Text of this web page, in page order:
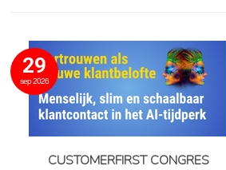
29
sep 2026
CUSTOMERFIRST CONGRES